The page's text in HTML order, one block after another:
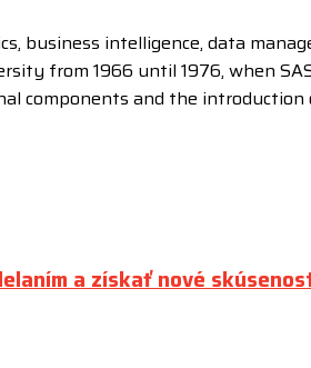
business intelligence, data
from 1966 until 1976, when
components and the
a získať nové